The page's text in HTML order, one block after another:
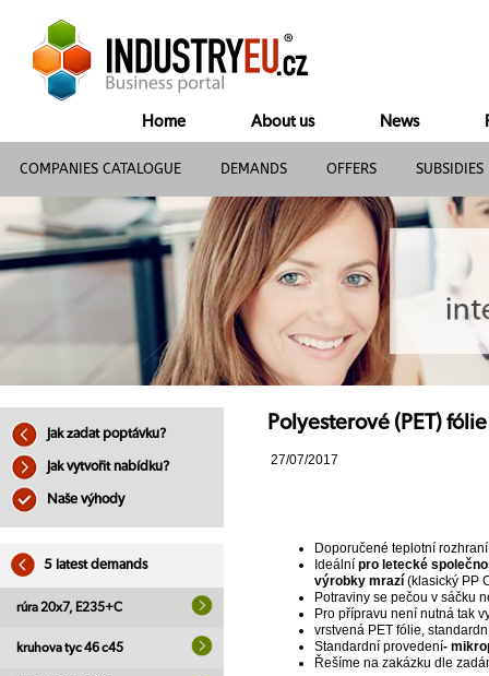
Home About us News
COMPANIES CATALOGUE DEMANDS OFFERS SUBSIDIES
Jak zadat poptávku?
Jak vytvořit nabídku?
Naše výhody
5 latest demands
rúra 20x7, E235+C
kruhova tyc 46 c45
Polyesterové (PET)
27/07/2017
Doporučené teplotní
Ideální pro letecké
výrobky mrazí (klasický PP
Potraviny se pečou v sáčku
Pro přípravu není nutná tak
vrstvená PET fólie,
Standardní provedení-
Řešíme na zakázku dle